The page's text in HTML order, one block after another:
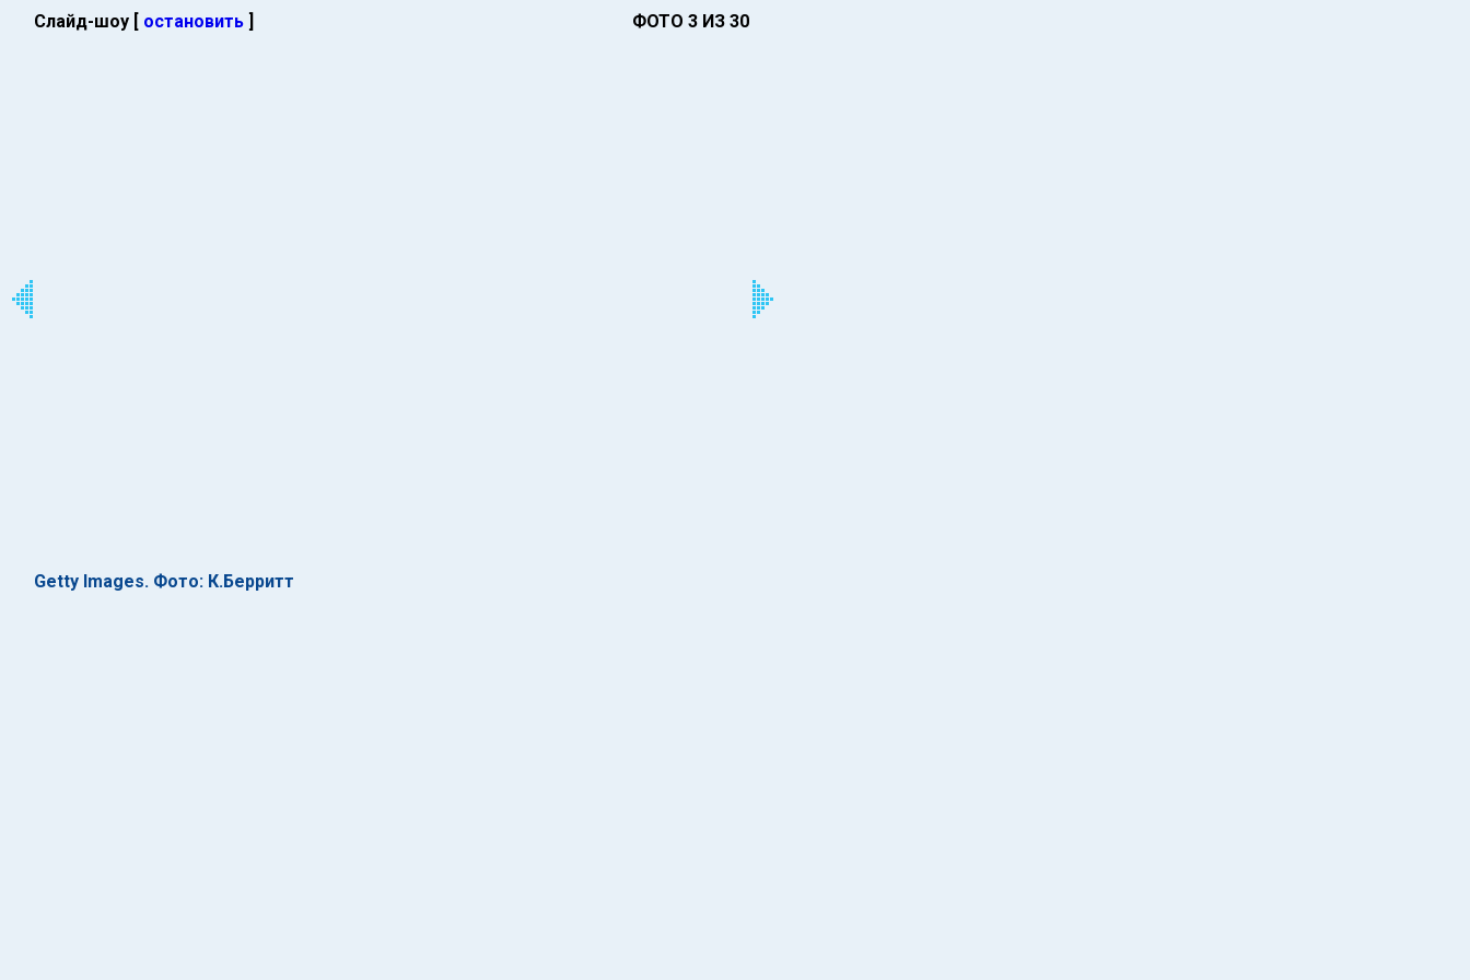
Слайд-шоу [ остановить ] ФОТО 3 ИЗ 30
Getty Images. Фото: К.Берритт